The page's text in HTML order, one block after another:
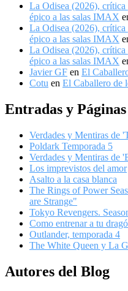
La Odisea (2026),
épico a las salas IMAX
La Odisea (2026),
épico a las salas IMAX
La Odisea (2026),
épico a las salas IMAX
Javier GF en El
Cotu en El Caballero de
Entradas y
Verdades y Mentiras de
Poldark Temporada 5
Verdades y Mentiras de
Los imprevistos del amor
Asalto a la casa blanca
The Rings of Power
are Strange"
Tokyo Revengers.
Como entrenar a tu
Outlander, temporada 4
The White Queen y La
Autores del Blog